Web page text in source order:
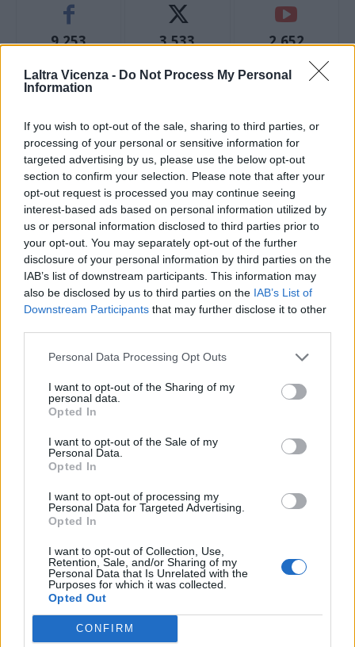
Laltra Vicenza - Do Not Process My Personal
Information
If you wish to opt-out of the sale, sharing to third parties, or
processing of your personal or sensitive information for
targeted advertising by us, please use the below opt-out
section to confirm your selection. Please note that after your
opt-out request is processed you may continue seeing
interest-based ads based on personal information utilized by
us or personal information disclosed to third parties prior to
your opt-out. You may separately opt-out of the further
disclosure of your personal information by third parties on the
IAB’s list of downstream participants. This information may
also be disclosed by us to third parties on the IAB’s List of
Downstream Participants that may further disclose it to other
Personal Data Processing Opt Outs
I want to opt-out of the Sharing of my
personal data.
Opted In
I want to opt-out of the Sale of my
Personal Data.
Opted In
I want to opt-out of processing my
Personal Data for Targeted Advertising.
Opted In
I want to opt-out of Collection, Use,
Retention, Sale, and/or Sharing of my
Personal Data that Is Unrelated with the
Purposes for which it was collected.
Opted Out
CONFIRM
9,253 3,533 2,652
- Advertisement -
- Advertisement -
ULTIMI ARTICOLI
EVENTI
salotto musicale
Montecchio Maggiore, al Castello di
Romeo arrivano “Le nozze di Figaro” di
EVENTI
Ferragosto: Gallerie d’Italia Intesa
Sanpaolo di Vicenza aperte gratis